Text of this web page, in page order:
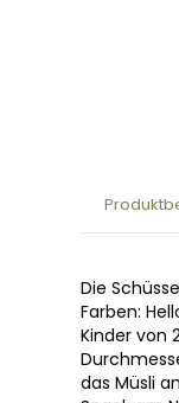
Die
Farben:
Kinder von
das Müsli